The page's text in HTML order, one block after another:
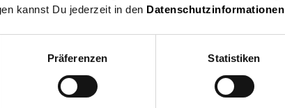
kannst Du jederzeit in den Datenschutzinformationen
Präferenzen Statistiken